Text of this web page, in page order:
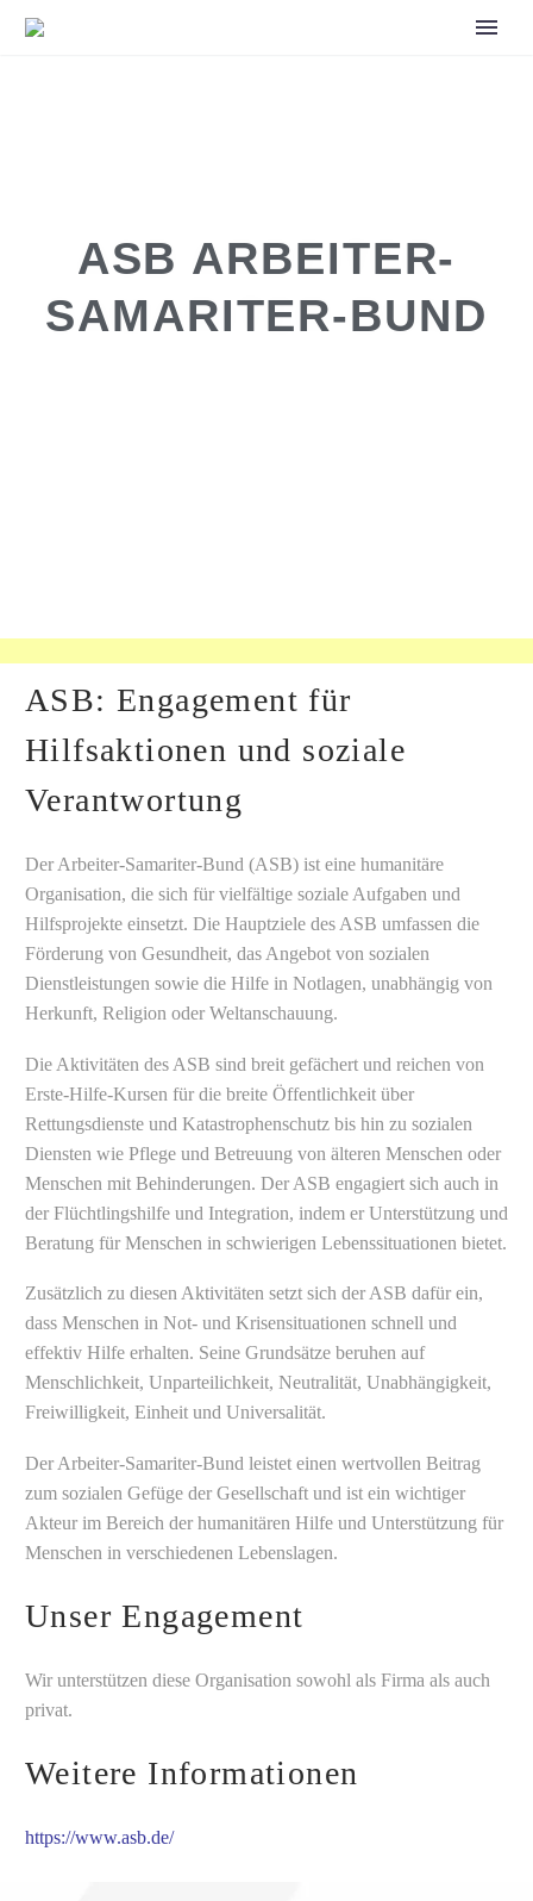
ASB ARBEITER-
SAMARITER-BUND
ASB: Engagement für
Hilfsaktionen und soziale
Verantwortung
Der Arbeiter-Samariter-Bund (ASB) ist eine humanitäre
Organisation, die sich für vielfältige soziale Aufgaben und
Hilfsprojekte einsetzt. Die Hauptziele des ASB umfassen die
Förderung von Gesundheit, das Angebot von sozialen
Dienstleistungen sowie die Hilfe in Notlagen, unabhängig von
Herkunft, Religion oder Weltanschauung.
Die Aktivitäten des ASB sind breit gefächert und reichen von
Erste-Hilfe-Kursen für die breite Öffentlichkeit über
Rettungsdienste und Katastrophenschutz bis hin zu sozialen
Diensten wie Pflege und Betreuung von älteren Menschen oder
Menschen mit Behinderungen. Der ASB engagiert sich auch in
der Flüchtlingshilfe und Integration, indem er Unterstützung und
Beratung für Menschen in schwierigen Lebenssituationen bietet.
Zusätzlich zu diesen Aktivitäten setzt sich der ASB dafür ein,
dass Menschen in Not- und Krisensituationen schnell und
effektiv Hilfe erhalten. Seine Grundsätze beruhen auf
Menschlichkeit, Unparteilichkeit, Neutralität, Unabhängigkeit,
Freiwilligkeit, Einheit und Universalität.
Der Arbeiter-Samariter-Bund leistet einen wertvollen Beitrag
zum sozialen Gefüge der Gesellschaft und ist ein wichtiger
Akteur im Bereich der humanitären Hilfe und Unterstützung für
Menschen in verschiedenen Lebenslagen.
Unser Engagement
Wir unterstützen diese Organisation sowohl als Firma als auch
privat.
Weitere Informationen
https://www.asb.de/